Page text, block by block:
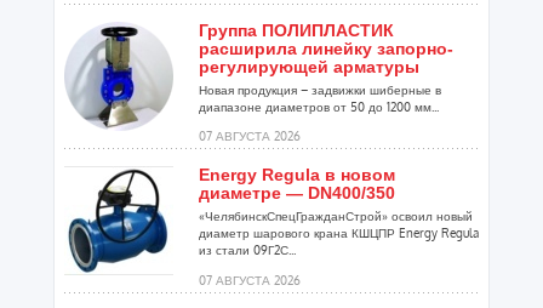
Группа ПОЛИПЛАСТИК
расширила линейку запорно-
регулирующей арматуры
Новая продукция – задвижки шиберные в
диапазоне диаметров от 50 до 1200 мм...
07 АВГУСТА 2026
Energy Regula в новом
диаметре — DN400/350
«ЧелябинскСпецГражданСтрой» освоил новый
диаметр шарового крана КШЦПР Energy Regula
из стали 09Г2С...
07 АВГУСТА 2026